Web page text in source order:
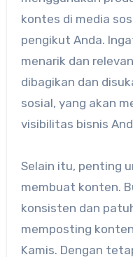
kontes di media
pengikut Anda.
menarik dan
dibagikan dan
sosial, yang akan
visibilitas bisnis
Selain itu, penting
membuat konten.
konsisten dan
memposting
Kamis. Dengan